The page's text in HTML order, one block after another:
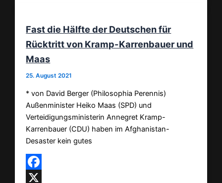
Fast die Hälfte der Deutschen für
Rücktritt von Kramp-Karrenbauer und
Maas
25. August 2021
* von David Berger (Philosophia Perennis)
Außenminister Heiko Maas (SPD) und
Verteidigungsministerin Annegret Kramp-
Karrenbauer (CDU) haben im Afghanistan-
Desaster kein gutes
Facebook